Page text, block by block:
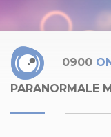
0900
PARANORMALE